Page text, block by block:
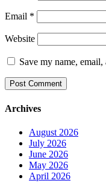
Email *
Website
Save my name,
Archives
August 2026
July 2026
June 2026
May 2026
April 2026